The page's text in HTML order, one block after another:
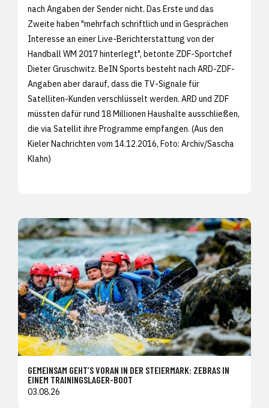
nach Angaben der Sender nicht. Das Erste und das
Zweite haben "mehrfach schriftlich und in Gesprächen
Interesse an einer Live-Berichterstattung von der
Handball WM 2017 hinterlegt", betonte ZDF-Sportchef
Dieter Gruschwitz. BeIN Sports besteht nach ARD-ZDF-
Angaben aber darauf, dass die TV-Signale für
Satelliten-Kunden verschlüsselt werden. ARD und ZDF
müssten dafür rund 18 Millionen Haushalte ausschließen,
die via Satellit ihre Programme empfangen. (Aus den
Kieler Nachrichten vom 14.12.2016, Foto: Archiv/Sascha
Klahn)
GEMEINSAM GEHT’S VORAN IN DER STEIERMARK: ZEBRAS IN
EINEM TRAININGSLAGER-BOOT
03.08.26